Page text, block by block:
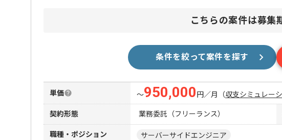
こちらの案件は募集
条件を絞って案件を探す
単価 〜950,000 円／月 （収支シミュレー
契約形態 業務委託（フリーランス）
職種・ポジション サーバーサイドエンジニア